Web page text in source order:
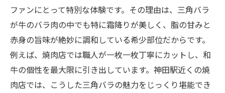
ファンにとって特別な体験です。その理由は、三角バラ
が牛のバラ肉の中でも特に霜降りが美しく、脂の甘みと
赤身の旨味が絶妙に調和している希少部位だからです。
例えば、焼肉店では職人が一枚一枚丁寧にカットし、和
牛の個性を最大限に引き出しています。神田駅近くの焼
肉店では、こうした三角バラの魅力をじっくり堪能でき